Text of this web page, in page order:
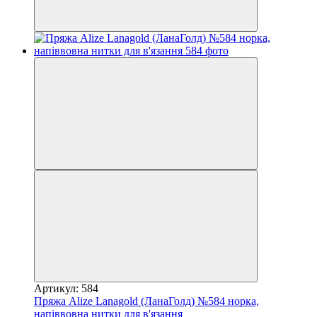
Артикул: 584
Пряжа Alize Lanagold (ЛанаГолд) №584 норка,
напіввовна нитки для в'язання